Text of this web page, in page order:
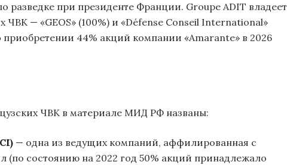
разведке при президенте Франции. Groupe ADIT владеет
— «GEOS» (100%) и «Défense Conseil International»
приобретении 44% акций компании «Amarante» в 2026
ЧВК в материале МИД РФ названы:
— одна из ведущих компаний, аффилированная с
(по состоянию на 2022 год 50% акций принадлежало